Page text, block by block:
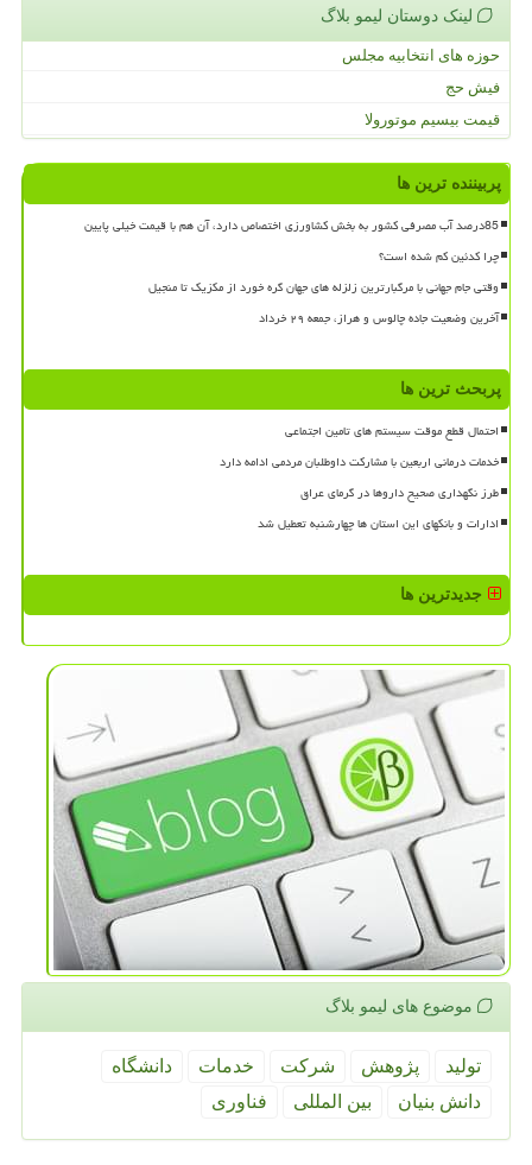
لینک دوستان لیمو بلاگ
حوزه های انتخابیه مجلس
فیش حج
قیمت بیسیم موتورولا
پربیننده ترین ها
85درصد آب مصرفی کشور به بخش کشاورزی اختصاص دارد، آن هم با قیمت خیلی پایین
چرا کدئین کم شده است؟
وقتی جام جهانی با مرگبارترین زلزله های جهان گره خورد از مکزیک تا منجیل
آخرین وضعیت جاده چالوس و هراز، جمعه ۲۹ خرداد
پربحث ترین ها
احتمال قطع موقت سیستم های تامین اجتماعی
خدمات درمانی اربعین با مشارکت داوطلبان مردمی ادامه دارد
طرز نگهداری صحیح داروها در گرمای عراق
ادارات و بانکهای این استان ها چهارشنبه تعطیل شد
جدیدترین ها
موضوع های لیمو بلاگ
تولید پژوهش شركت خدمات
دانشگاه
دانش بنیان
بین المللی فناوری